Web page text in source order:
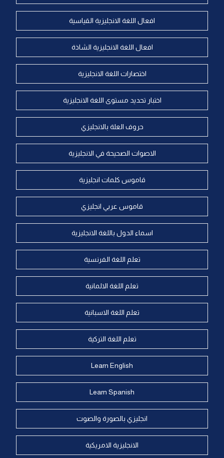
افعال اللغة الانجليزية القياسية
افعال اللغة الانجليزية الشاذة
اختصارات اللغة الانجليزية
اختبار تحديد مستوى اللغة الانجليزية
حروف العلة بالانجليزي
الاصوات الصحيحة في الانجليزية
قاموس كلمات انجليزية
قاموس عربي انجليزي
اسماء الدول باللغة الانجليزية
تعلم اللغة الفرنسية
تعلم اللغة الالمانية
تعلم اللغة الاسبانية
تعلم اللغة التركية
Learn English
Learn Spanish
انجليزي بالصورة والصوت
الانجليزية الامريكية